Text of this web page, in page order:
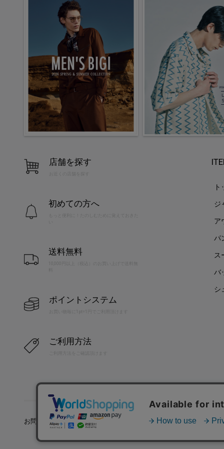
店舗を探す
お近くの店舗を探す
初めての方へ
送料無料
10,000円以上（税込）のお買い上げで送料無
ポイントシステム
お買い物毎に1pt=1円でご利用頂けます
ご利用方法
ジ
ア
パ
ス
バ
シ
お問い合わせ 利用規約 特定商取引法に基づく表記 プラ